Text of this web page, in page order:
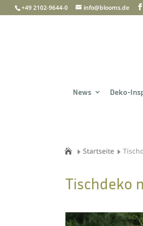
+49 2102-9644-0 info@blooms.de
News Deko-
Startseite
Tischdeko